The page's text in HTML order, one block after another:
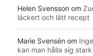
Helen Svensson om
läckert och lätt recept
Marie Svensén om
kan man hålla sig stark